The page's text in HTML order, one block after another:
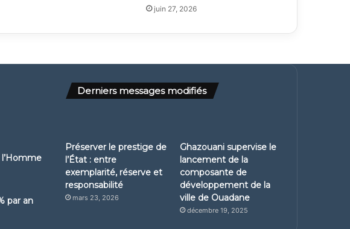
juin 27, 2026
par an
Derniers messages modifiés
Préserver le prestige de
l’État : entre
exemplarité, réserve et
responsabilité
mars 23, 2026
Ghazouani supervise le
lancement de la
composante de
développement de la
ville de Ouadane
décembre 19, 2025